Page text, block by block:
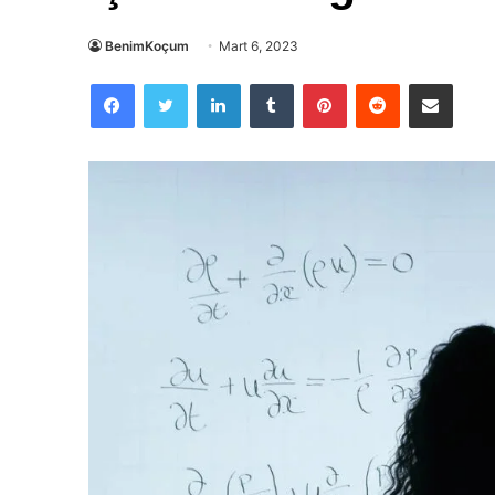
BenimKoçum Mart 6, 2023
FacebookTwitter LinkedInTumblr PinterestReddit E-Posta ile paylaş